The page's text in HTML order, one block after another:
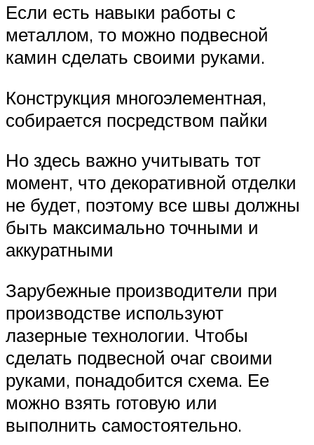
Если есть навыки работы с
металлом, то можно подвесной
камин сделать своими руками.
Конструкция многоэлементная,
собирается посредством пайки
Но здесь важно учитывать тот
момент, что декоративной отделки
не будет, поэтому все швы должны
быть максимально точными и
аккуратными
Зарубежные производители при
производстве используют
лазерные технологии. Чтобы
сделать подвесной очаг своими
руками, понадобится схема. Ее
можно взять готовую или
выполнить самостоятельно.